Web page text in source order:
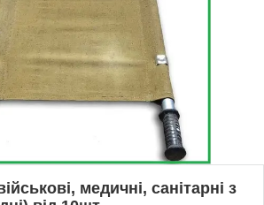
медичні, санітарні з